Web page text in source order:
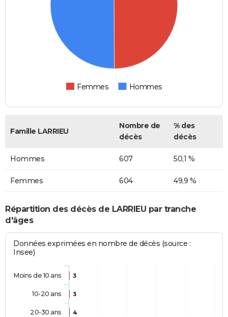
Femmes Hommes
Famille LARRIEU
Nombre de
décès
% des
décès
Hommes 607 50,1 %
Femmes 604 49,9 %
Répartition des décès de LARRIEU par tranche
d'âges
Données exprimées en nombre de décès (source :
Insee)
3
3
4
Moins de 10 ans
10-20 ans
20-30 ans